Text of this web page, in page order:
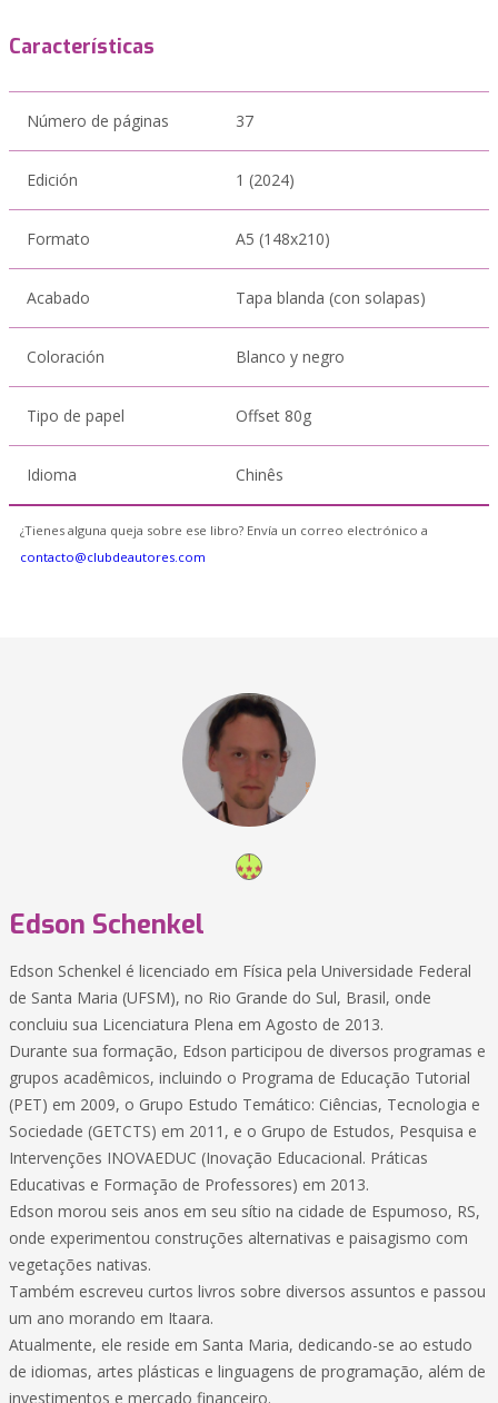
Características
Número de páginas 37
Edición 1 (2024)
Formato A5 (148x210)
Acabado Tapa blanda (con solapas)
Coloración Blanco y negro
Tipo de papel Offset 80g
Idioma Chinês
¿Tienes alguna queja sobre ese libro? Envía un correo electrónico a
contacto@clubdeautores.com
Edson Schenkel
Edson Schenkel é licenciado em Física pela Universidade Federal
de Santa Maria (UFSM), no Rio Grande do Sul, Brasil, onde
concluiu sua Licenciatura Plena em Agosto de 2013.
Durante sua formação, Edson participou de diversos programas e
grupos acadêmicos, incluindo o Programa de Educação Tutorial
(PET) em 2009, o Grupo Estudo Temático: Ciências, Tecnologia e
Sociedade (GETCTS) em 2011, e o Grupo de Estudos, Pesquisa e
Intervenções INOVAEDUC (Inovação Educacional. Práticas
Educativas e Formação de Professores) em 2013.
Edson morou seis anos em seu sítio na cidade de Espumoso, RS,
onde experimentou construções alternativas e paisagismo com
vegetações nativas.
Também escreveu curtos livros sobre diversos assuntos e passou
um ano morando em Itaara.
Atualmente, ele reside em Santa Maria, dedicando-se ao estudo
de idiomas, artes plásticas e linguagens de programação, além de
investimentos e mercado financeiro.